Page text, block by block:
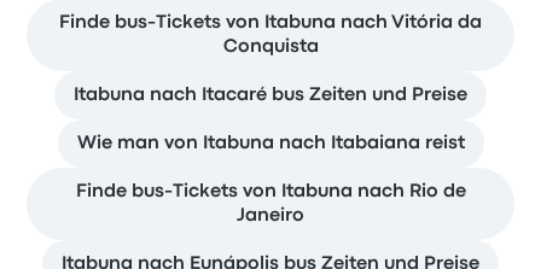
Finde bus-Tickets von Itabuna nach Vitória da
Conquista
Itabuna nach Itacaré bus Zeiten und Preise
Wie man von Itabuna nach Itabaiana reist
Finde bus-Tickets von Itabuna nach Rio de
Janeiro
Itabuna nach Eunápolis bus Zeiten und Preise